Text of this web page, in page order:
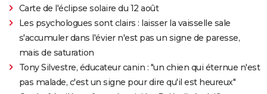
Carte de l'éclipse solaire du 12 août
Les psychologues sont clairs : laisser la vaisselle sale
s'accumuler dans l'évier n'est pas un signe de paresse,
mais de saturation
Tony Silvestre, éducateur canin : "un chien qui éternue n'est
pas malade, c'est un signe pour dire qu'il est heureux"